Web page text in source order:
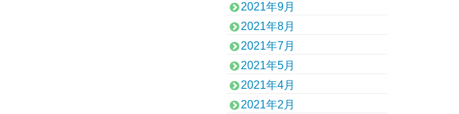
2021年9月
2021年8月
2021年7月
2021年5月
2021年4月
2021年2月